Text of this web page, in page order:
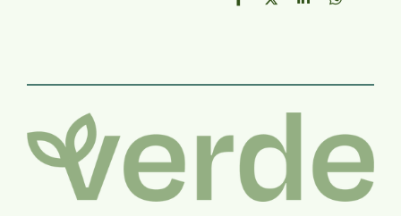
D
D
S
D